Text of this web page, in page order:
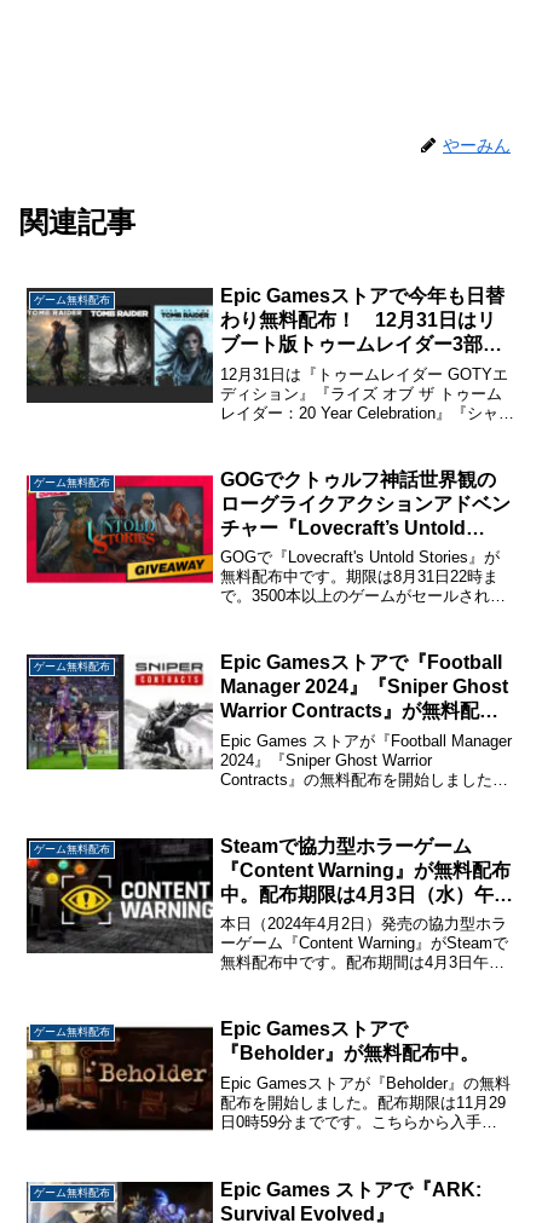
やーみん
関連記事
ゲーム無料配布
Epic Gamesストアで今年も日替
わり無料配布！ 12月31日はリ
ブート版トゥームレイダー3部作
が配布中。
12月31日は『トゥームレイダー GOTYエ
ディション』『ライズ オブ ザ トゥーム
レイダー：20 Year Celebration』『シャド
ーリブート3部作を無...
ゲーム無料配布
GOGでクトゥルフ神話世界観の
ローグライクアクションアドベン
チャー『Lovecraft’s Untold
Stories』が無料配布。期限は8月
31日22時まで
GOGで『Lovecraft's Untold Stories』が
無料配布中です。期限は8月31日22時ま
で。3500本以上のゲームがセールされて
配布はこち...
ゲーム無料配布
Epic Gamesストアで『Football
Manager 2024』『Sniper Ghost
Warrior Contracts』が無料配布
中。
Epic Games ストアが『Football Manager
2024』『Sniper Ghost Warrior
Contracts』の無料配布を開始しました。
ゲーム無料配布
Steamで協力型ホラーゲーム
『Content Warning』が無料配布
中。配布期限は4月3日（水）午前
1時まで
本日（2024年4月2日）発売の協力型ホラ
ーゲーム『Content Warning』がSteamで
無料配布中です。配布期間は4月3日午前1
Warning』Co...
ゲーム無料配布
Epic Gamesストアで
『Beholder』が無料配布中。
Epic Gamesストアが『Beholder』の無料
配布を開始しました。配布期限は11月29
日0時59分までです。こちらから入手
視・密告するシミュレー...
ゲーム無料配布
Epic Games ストアで『ARK:
Survival Evolved』